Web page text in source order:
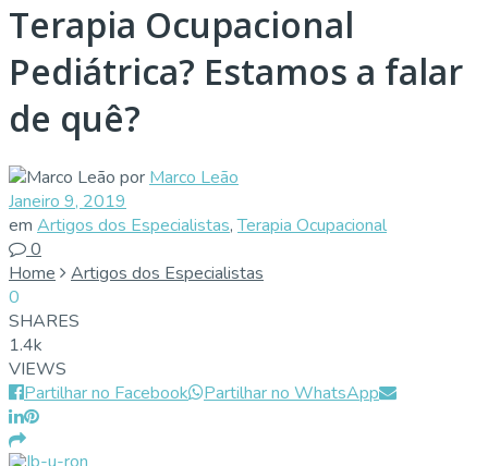
Terapia Ocupacional
Pediátrica? Estamos a falar
de quê?
por Marco Leão
Janeiro 9, 2019
em Artigos dos Especialistas,Terapia Ocupacional
0
Home
Artigos dos Especialistas
0
SHARES
1.4k
VIEWS
Partilhar no Facebook
Partilhar no WhatsApp